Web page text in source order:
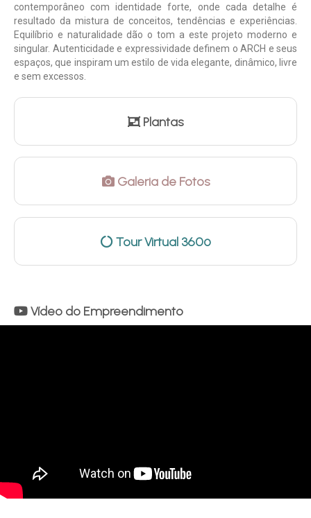
contemporâneo com identidade forte, onde cada detalhe é
resultado da mistura de conceitos, tendências e experiências.
Equilíbrio e naturalidade dão o tom a este projeto moderno e
singular. Autenticidade e expressividade definem o ARCH e seus
espaços, que inspiram um estilo de vida elegante, dinâmico, livre
e sem excessos.
Plantas
Galeria de Fotos
Tour Virtual 360º
Vídeo do Empreendimento